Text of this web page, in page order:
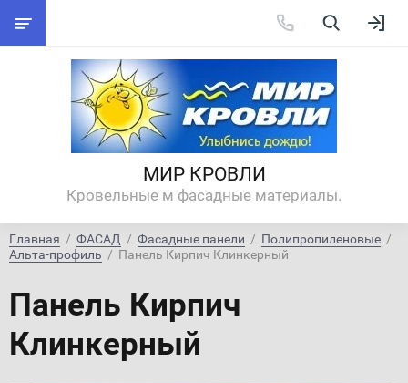
МИР КРОВЛИ
Кровельные м фасадные материалы.
Главная
  /
ФАСАД
  /
Фасадные панели
  /
Полипропиленовые
Альта-профиль
  /  Панель Кирпич Клинкерный
Панель Кирпич
Клинкерный